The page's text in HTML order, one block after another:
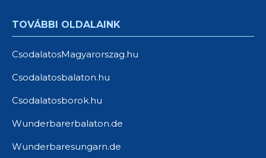
TOVÁBBI OLDALAINK
CsodalatosMagyarorszag.hu
Csodalatosbalaton.hu
Csodalatosborok.hu
Wunderbarerbalaton.de
Wunderbaresungarn.de